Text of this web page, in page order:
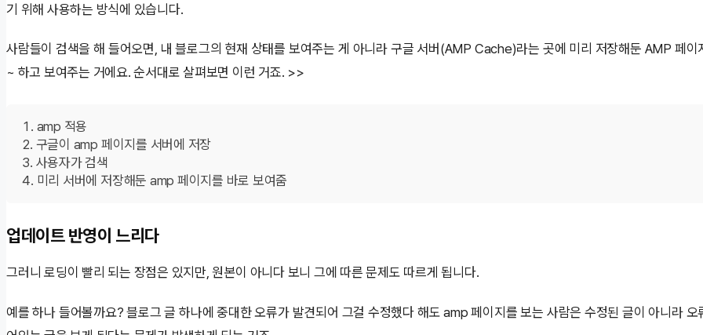
기 위해 사용하는 방식에 있습니다.
사람들이 검색을 해 들어오면, 내 블로그의 현재 상태를 보여주는 게 아니라 구글 서버(AMP Cache)라는 곳에 미리 저장해둔 AMP 페이
~ 하고 보여주는 거에요. 순서대로 살펴보면 이런 거죠. >>
amp 적용
구글이 amp 페이지를 서버에 저장
사용자가 검색
미리 서버에 저장해둔 amp 페이지를 바로 보여줌
업데이트 반영이 느리다
그러니 로딩이 빨리 되는 장점은 있지만, 원본이 아니다 보니 그에 따른 문제도 따르게 됩니다.
예를 하나 들어볼까요? 블로그 글 하나에 중대한 오류가 발견되어 그걸 수정했다 해도 amp 페이지를 보는 사람은 수정된 글이 아니라 오